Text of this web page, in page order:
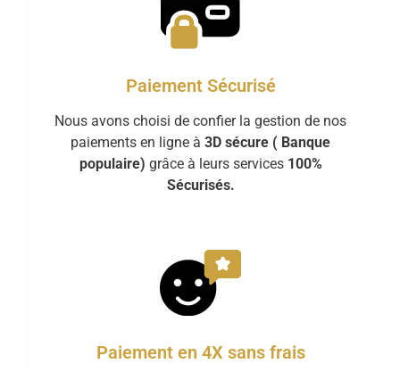
Paiement Sécurisé
Nous avons choisi de confier la gestion de nos
paiements en ligne à 3D sécure ( Banque
populaire) grâce à leurs services 100%
Sécurisés.
Paiement en 4X sans frais